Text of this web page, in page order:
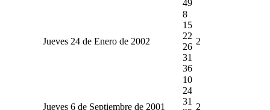
49
Jueves 24 de Enero de 2002
8
15
22
26
31
36
2
Jueves 6 de Septiembre de 2001
10
24
31
2